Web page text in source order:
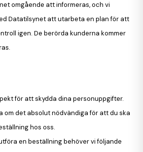
omgående att informeras, och vi
Datatilsynet att utarbeta en plan för att
igen. De berörda kunderna kommer
för att skydda dina personuppgifter.
om det absolut nödvändiga för att du ska
hos oss.
en beställning behöver vi följande